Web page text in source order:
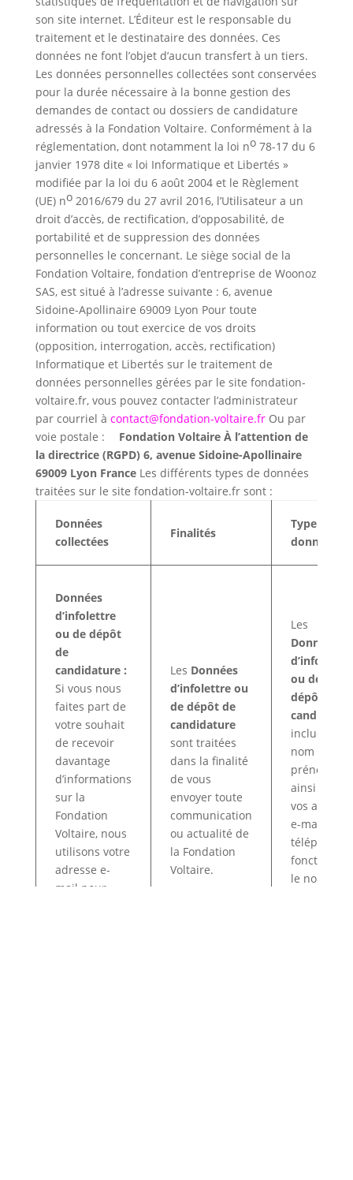
son site internet. L’Éditeur est le responsable du
traitement et le destinataire des données. Ces
données ne font l’objet d’aucun transfert à un tiers.
Les données personnelles collectées sont conservées
pour la durée nécessaire à la bonne gestion des
demandes de contact ou dossiers de candidature
adressés à la Fondation Voltaire. Conformément à la
réglementation, dont notamment la loi no 78-17 du 6
janvier 1978 dite « loi Informatique et Libertés »
modifiée par la loi du 6 août 2004 et le Règlement
(UE) no 2016/679 du 27 avril 2016, l’Utilisateur a un
droit d’accès, de rectification, d’opposabilité, de
portabilité et de suppression des données
personnelles le concernant. Le siège social de la
Fondation Voltaire, fondation d’entreprise de Woonoz
SAS, est situé à l’adresse suivante : 6, avenue
Sidoine-Apollinaire 69009 Lyon Pour toute
information ou tout exercice de vos droits
(opposition, interrogation, accès, rectification)
Informatique et Libertés sur le traitement de
données personnelles gérées par le site fondation-
voltaire.fr, vous pouvez contacter l’administrateur
par courriel à contact@fondation-voltaire.frOu par
voie postale :
Fondation Voltaire À l’attention de
la directrice (RGPD) 6, avenue Sidoine-Apollinaire
69009 Lyon FranceLes différents types de données
traitées sur le site fondation-voltaire.fr sont :
Données
collectées
Finalités
Type de
données
Données
d’infolettre
ou de dépôt
de
candidature :
Si vous nous
faites part de
votre souhait
de recevoir
davantage
d’informations
sur la
Fondation
Voltaire, nous
utilisons votre
adresse e-
mail pour
Les Données
d’infolettre ou
de dépôt de
candidature
sont traitées
dans la finalité
de vous
envoyer toute
communication
ou actualité de
la Fondation
Voltaire.
Les
Données
d’infolettre
ou de
dépôt de
incluent
nom et
prénom,
ainsi que
vos adresse
e-mail,
téléphone,
fonction et
le nom de